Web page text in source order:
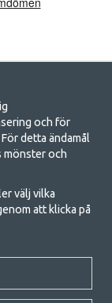
camping
att samla familjen
du tillhör hittar du
på familjetält,
och friluftsliv. Vårt
och för
detta ändamål
mönster och
välj vilka
att klicka på